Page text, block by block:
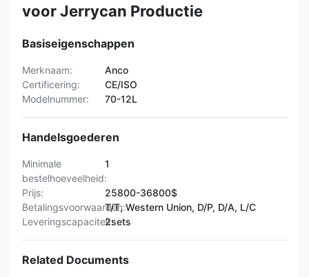
voor Jerrycan Productie
Basiseigenschappen
Merknaam:
Anco
Certificering:
CE/ISO
Modelnummer:
70-12L
Handelsgoederen
Minimale
bestelhoeveelheid:
1
Prijs:
25800-36800$
Betalingsvoorwaarden:T/T, Western Union, D/P, D/A, L/C
Leveringscapaciteit:2sets
Related Documents